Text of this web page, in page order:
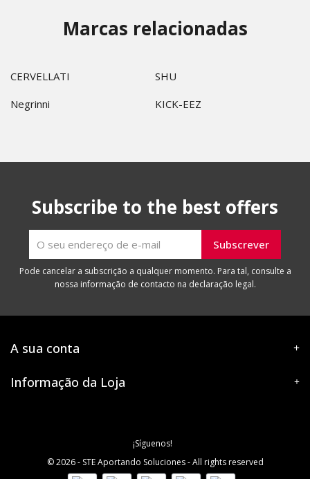
Marcas relacionadas
CERVELLATI
SHU
Negrinni
KICK-EEZ
Subscribe to the best offers
Pode cancelar a subscrição a qualquer momento. Para tal, consulte a
nossa informação de contacto na declaração legal.
A sua conta
Informação da Loja
© 2026 - STE Aportando Soluciones - All rights reserved
¡Síguenos!